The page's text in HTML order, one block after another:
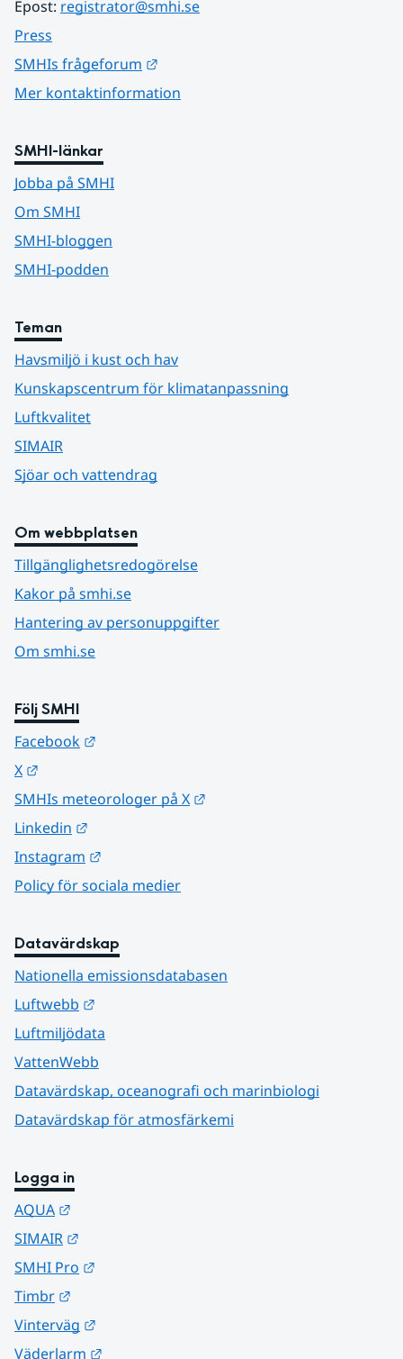
Epost: registrator@smhi.se
Press
SMHIs frågeforum
Mer kontaktinformation
SMHI-länkar
Jobba på SMHI
Om SMHI
SMHI-bloggen
SMHI-podden
Teman
Havsmiljö i kust och hav
Kunskapscentrum för klimatanpassning
Luftkvalitet
SIMAIR
Sjöar och vattendrag
Om webbplatsen
Tillgänglighetsredogörelse
Kakor på smhi.se
Hantering av personuppgifter
Om smhi.se
Följ SMHI
Facebook
X
SMHIs meteorologer på X
Linkedin
Instagram
Policy för sociala medier
Datavärdskap
Nationella emissionsdatabasen
Luftwebb
Luftmiljödata
VattenWebb
Datavärdskap, oceanografi och marinbiologi
Datavärdskap för atmosfärkemi
Logga in
AQUA
SIMAIR
SMHI Pro
Timbr
Vinterväg
Väderlarm